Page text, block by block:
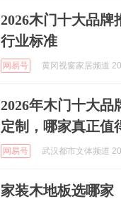
2026木门十大品牌
行业标准
网易号 黄冈视窗家居频道
2026年木门十大
定制，哪家真正值
网易号 武汉都市文体频道
家装木地板选哪家